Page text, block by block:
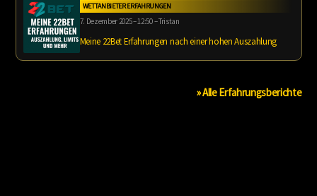
WETTANBIETER ERFAHRUNGEN
7. Dezember 2025 – 12:50 – Tristan
Meine 22Bet Erfahrungen nach einer hohen Auszahlung
» Alle Erfahrungsberichte